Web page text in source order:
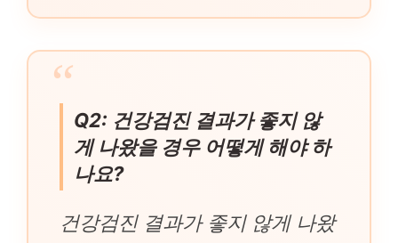
Q2: 건강검진 결과가 좋지 않
게 나왔을 경우 어떻게 해야 하
나요?
건강검진 결과가 좋지 않게 나왔